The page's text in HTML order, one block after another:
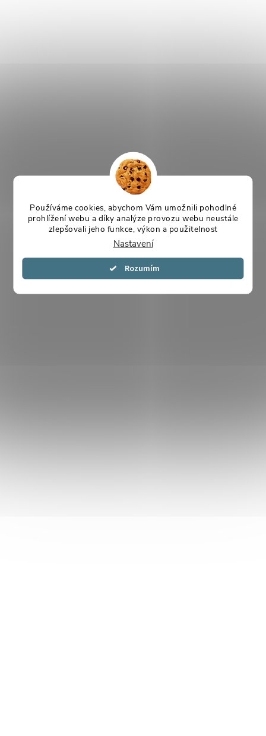
Používáme cookies, abychom Vám umožnili pohodlné
prohlížení webu a díky analýze provozu webu neustále
zlepšovali jeho funkce, výkon a použitelnost
Nastavení
Souhlasím